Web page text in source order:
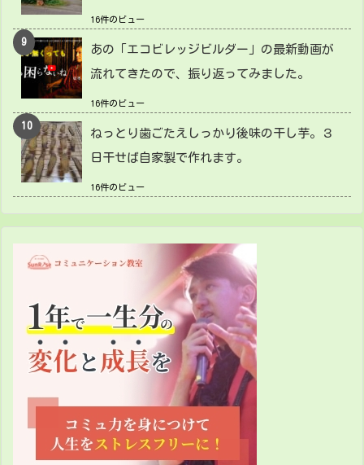
16件のビュー
あの「エコビレッジビルダー」の最新動画が
流れてきたので、振り返ってみました。
16件のビュー
ねっとり歯ごたえしっかり後味の干し芋。３
日干せば自家製で作れます。
16件のビュー